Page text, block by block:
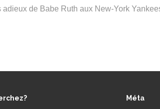
de Babe Ruth aux New-York
Méta